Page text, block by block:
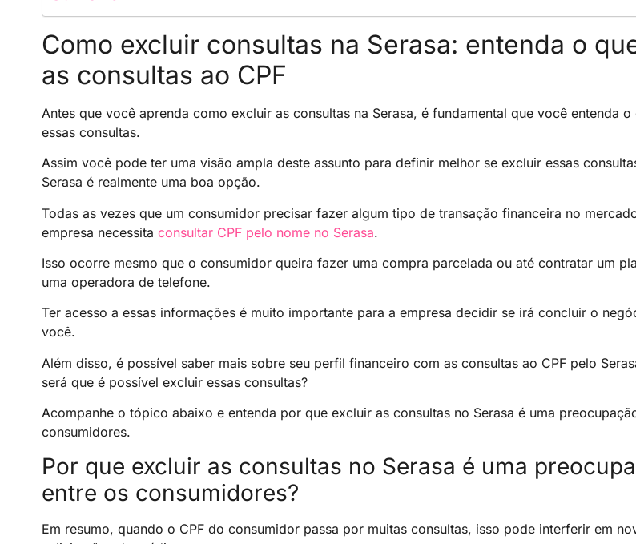
Como excluir consultas na Serasa: entenda o
as consultas ao CPF
Antes que você aprenda como excluir as consultas na Serasa, é fundamental que você entenda o
essas consultas.
Assim você pode ter uma visão ampla deste assunto para definir melhor se excluir essas
Serasa é realmente uma boa opção.
Todas as vezes que um consumidor precisar fazer algum tipo de transação financeira no
empresa necessita consultar CPF pelo nome no Serasa.
Isso ocorre mesmo que o consumidor queira fazer uma compra parcelada ou até contratar um
uma operadora de telefone.
Ter acesso a essas informações é muito importante para a empresa decidir se irá concluir o
você.
Além disso, é possível saber mais sobre seu perfil financeiro com as consultas ao CPF pelo
será que é possível excluir essas consultas?
Acompanhe o tópico abaixo e entenda por que excluir as consultas no Serasa é uma
consumidores.
Por que excluir as consultas no Serasa é uma
entre os consumidores?
Em resumo, quando o CPF do consumidor passa por muitas consultas, isso pode interferir em